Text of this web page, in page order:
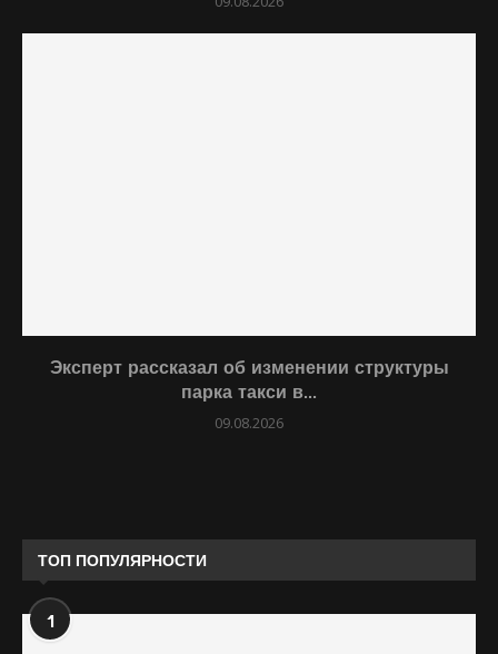
Эксперт рассказал об изменении структуры
парка такси в...
09.08.2026
ТОП ПОПУЛЯРНОСТИ
1